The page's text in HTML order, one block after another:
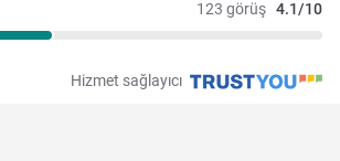
123 görüş 4.1/10
Hizmet sağlayıcı